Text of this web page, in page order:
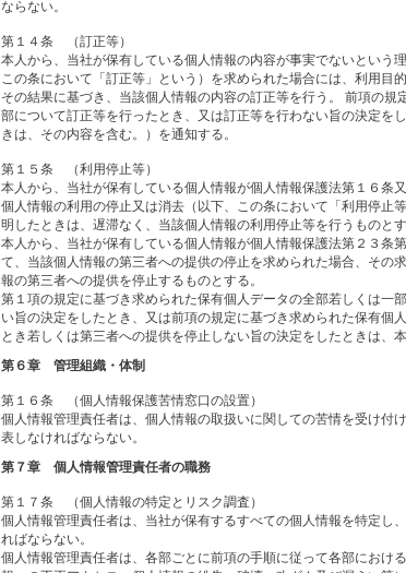
ならない。
第１４条 （訂正等）
本人から、当社が保有している個人情報の内容が事実でないという
この条において「訂正等」という）を求められた場合には、利用目
その結果に基づき、当該個人情報の内容の訂正等を行う。 前項の
部について訂正等を行ったとき、又は訂正等を行わない旨の決定を
きは、その内容を含む。）を通知する。
第１５条 （利用停止等）
本人から、当社が保有している個人情報が個人情報保護法第１６条
個人情報の利用の停止又は消去（以下、この条において「利用停止
明したときは、遅滞なく、当該個人情報の利用停止等を行うものとす
本人から、当社が保有している個人情報が個人情報保護法第２３条
て、当該個人情報の第三者への提供の停止を求められた場合、その
報の第三者への提供を停止するものとする。
第１項の規定に基づき求められた保有個人データの全部若しくは一
い旨の決定をしたとき、又は前項の規定に基づき求められた保有個
とき若しくは第三者への提供を停止しない旨の決定をしたときは、
第６章 管理組織・体制
第１６条 （個人情報保護苦情窓口の設置）
個人情報管理責任者は、個人情報の取扱いに関しての苦情を受け付
表しなければならない。
第７章 個人情報管理責任者の職務
第１７条 （個人情報の特定とリスク調査）
個人情報管理責任者は、当社が保有するすべての個人情報を特定し
ればならない。
個人情報管理責任者は、各部ごとに前項の手順に従って各部におけ